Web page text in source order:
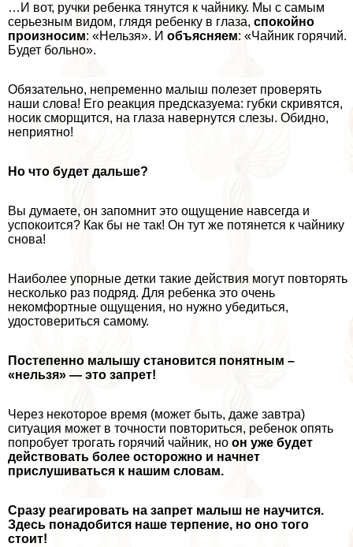
…И вот, ручки ребенка тянутся к чайнику. Мы с самым
серьезным видом, глядя ребенку в глаза, спокойно
произносим: «Нельзя». И объясняем: «Чайник горячий.
Будет больно».
Обязательно, непременно малыш полезет проверять
наши слова! Его реакция предсказуема: губки скривятся,
носик сморщится, на глаза навернутся слезы. Обидно,
неприятно!
Но что будет дальше?
Вы думаете, он запомнит это ощущение навсегда и
успокоится? Как бы не так! Он тут же потянется к чайнику
снова!
Наиболее упopные детки такие действия могут повторять
несколько раз подряд. Для ребенка это очень
некомфортные ощущения, но нужно убедиться,
удостовериться самому.
Постепенно малышу становится понятным –
«нельзя» — это запрет!
Через некоторое время (может быть, даже завтра)
ситуация может в точности повториться, ребенок опять
попробует трогать горячий чайник, но он уже будет
действовать более осторожно и начнет
прислушиваться к нашим словам.
Сразу реагировать на запрет малыш не научится.
Здесь понадобится наше терпение, но оно того
стоит!